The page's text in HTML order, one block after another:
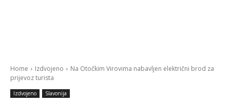
Home Izdvojeno
Na Otočkim Virovima nabavljen električni brod za
prijevoz turista
Izdvojeno Slavonija